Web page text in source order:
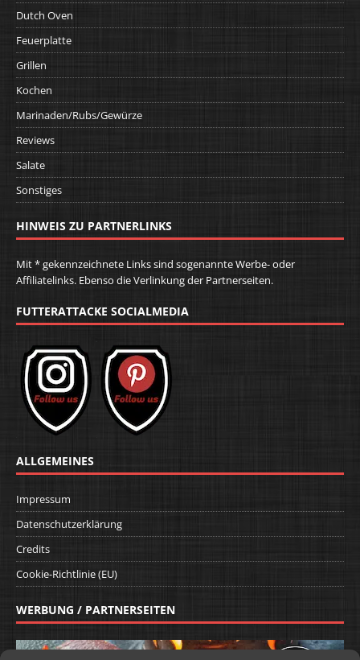
Dutch Oven
Feuerplatte
Grillen
Kochen
Marinaden/Rubs/Gewürze
Reviews
Salate
Sonstiges
HINWEIS ZU PARTNERLINKS
Mit * gekennzeichnete Links sind sogenannte Werbe- oder
Affiliatelinks. Ebenso die Verlinkung der Partnerseiten.
FUTTERATTACKE SOCIALMEDIA
ALLGEMEINES
Impressum
Datenschutzerklärung
Credits
Cookie-Richtlinie (EU)
WERBUNG / PARTNERSEITEN